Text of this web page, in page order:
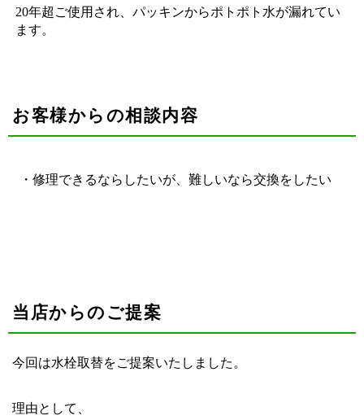
20年超ご使用され、パッキンからポトポト水が漏れてい
ます。
お客様からの相談内容
・修理できるならしたいが、難しいなら交換をしたい
当店からのご提案
今回は水栓取替をご提案いたしました。
理由として、